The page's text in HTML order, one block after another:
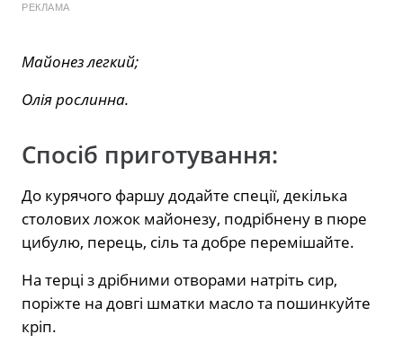
РЕКЛАМА
Майонез легкий;
Олія рослинна.
Спосіб приготування:
До курячого фаршу додайте спеції, декілька
столових ложок майонезу, подрібнену в пюре
цибулю, перець, сіль та добре перемішайте.
На терці з дрібними отворами натріть сир,
поріжте на довгі шматки масло та пошинкуйте
кріп.